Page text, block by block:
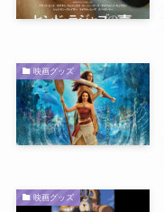
映画グッズ
映画グッズ